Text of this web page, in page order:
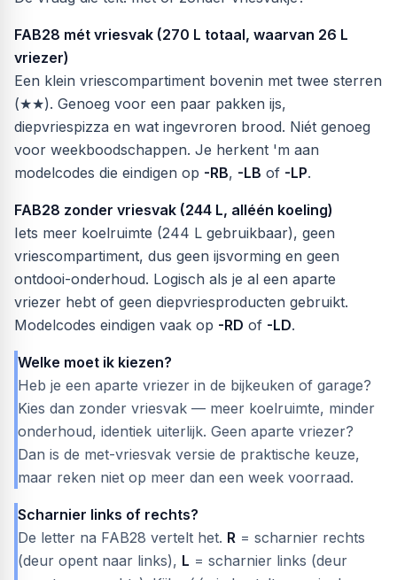
FAB28 mét vriesvak (270 L totaal, waarvan 26 L
vriezer)
Een klein vriescompartiment bovenin met twee sterren
(★★). Genoeg voor een paar pakken ijs,
diepvriespizza en wat ingevroren brood. Niét genoeg
voor weekboodschappen. Je herkent 'm aan
modelcodes die eindigen op -RB, -LB of -LP.
FAB28 zonder vriesvak (244 L, alléén koeling)
Iets meer koelruimte (244 L gebruikbaar), geen
vriescompartiment, dus geen ijsvorming en geen
ontdooi-onderhoud. Logisch als je al een aparte
vriezer hebt of geen diepvriesproducten gebruikt.
Modelcodes eindigen vaak op -RD of -LD.
Welke moet ik kiezen?
Heb je een aparte vriezer in de bijkeuken of garage?
Kies dan zonder vriesvak — meer koelruimte, minder
onderhoud, identiek uiterlijk. Geen aparte vriezer?
Dan is de met-vriesvak versie de praktische keuze,
maar reken niet op meer dan een week voorraad.
Scharnier links of rechts?
De letter na FAB28 vertelt het. R = scharnier rechts
(deur opent naar links), L = scharnier links (deur